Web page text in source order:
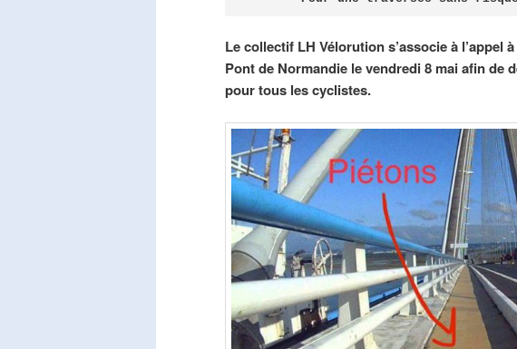
Le collectif LH Vélorution s’associe à l’appel
Pont de Normandie le vendredi 8 mai afin de
pour tous les cyclistes.